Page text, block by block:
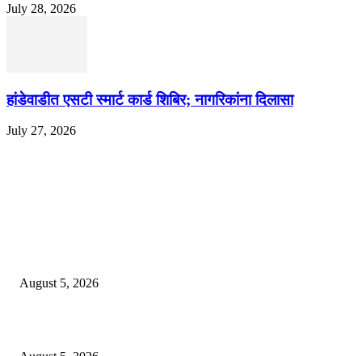
July 28, 2026
हांडेवाडीत एसटी स्मार्ट कार्ड शिबिर; नागरिकांना दिलासा
July 27, 2026
August 5, 2026